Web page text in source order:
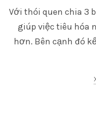
Với thói quen chia 3
giúp việc tiêu hóa
hơn. Bên cạnh đó